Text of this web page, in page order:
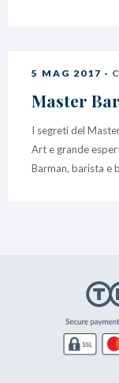
5 MAG 2017 ·
Master
I segreti del
Art e grande
Barman, barista e